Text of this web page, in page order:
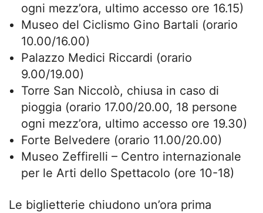
ogni mezz’ora, ultimo accesso ore 16.15)
Museo del Ciclismo Gino Bartali (orario
10.00/16.00)
Palazzo Medici Riccardi (orario
9.00/19.00)
Torre San Niccolò, chiusa in caso di
pioggia (orario 17.00/20.00, 18 persone
ogni mezz’ora, ultimo accesso ore 19.30)
Forte Belvedere (orario 11.00/20.00)
Museo Zeffirelli – Centro internazionale
per le Arti dello Spettacolo (ore 10-18)
Le biglietterie chiudono un’ora prima